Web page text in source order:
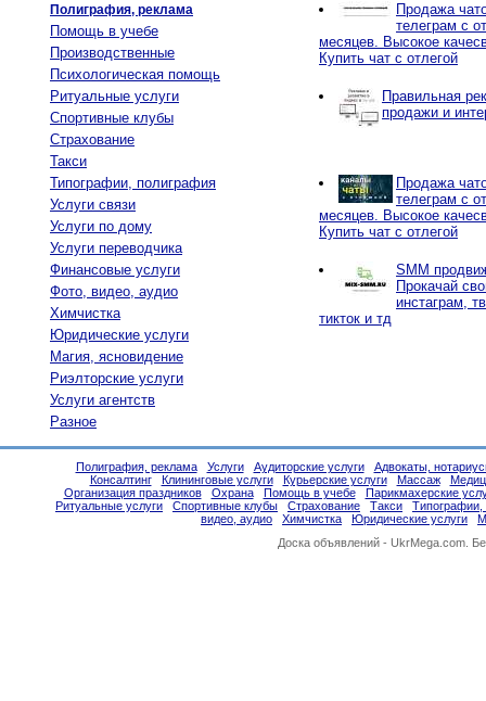
Полиграфия, реклама
Помощь в учебе
Производственные
Психологическая помощь
Ритуальные услуги
Спортивные клубы
Страхование
Такси
Типографии, полиграфия
Услуги связи
Услуги по дому
Услуги переводчика
Финансовые услуги
Фото, видео, аудио
Химчистка
Юридические услуги
Магия, ясновидение
Риэлторские услуги
Услуги агентств
Разное
Продажа
телеграм с
месяцев. Высокое
Купить чат с отлегой
Правильная
продажи и
Продажа
телеграм с
месяцев. Высокое
Купить чат с отлегой
SMM
Прокачай
инстаграм,
тикток и тд
Полиграфия, реклама Услуги Аудиторские услуги
Адвокаты,
Консалтинг
Клининговые услуги Курьерские услуги Массаж
Организация праздников
Охрана Помощь в учебе
Парикмахерские
Ритуальные услуги
Спортивные клубы Страхование Такси
Типографии,
видео, аудио
Химчистка Юридические услуги
Доска объявлений - UkrMega.com.